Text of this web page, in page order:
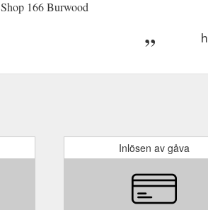
166 Burwood
Inlösen av gåva